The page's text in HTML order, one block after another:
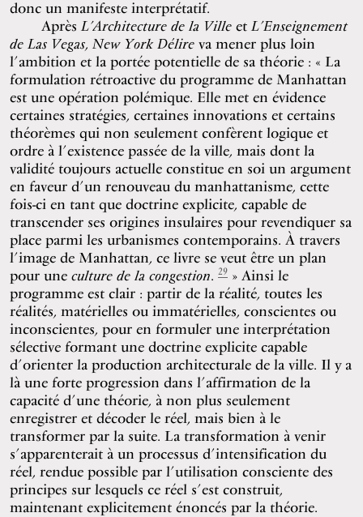
donc un manifeste interprétatif.
Après L’Architecture de la Villeet L’Enseignement
de Las Vegas, New York Délireva mener plus loin
l’ambition et la portée potentielle de sa théorie : « La
formulation rétroactive du programme de Manhattan
est une opération polémique. Elle met en évidence
certaines stratégies, certaines innovations et certains
théorèmes qui non seulement confèrent logique et
ordre à l’existence passée de la ville, mais dont la
validité toujours actuelle constitue en soi un argument
en faveur d’un renouveau du manhattanisme, cette
fois-ci en tant que doctrine explicite, capable de
transcender ses origines insulaires pour revendiquer sa
place parmi les urbanismes contemporains. À travers
l’image de Manhattan, ce livre se veut être un plan
pour une culture de la congestion. 29» Ainsi le
programme est clair : partir de la réalité, toutes les
réalités, matérielles ou immatérielles, conscientes ou
inconscientes, pour en formuler une interprétation
sélective formant une doctrine explicite capable
d’orienter la production architecturale de la ville. Il y a
là une forte progression dans l’affirmation de la
capacité d’une théorie, à non plus seulement
enregistrer et décoder le réel, mais bien à le
transformer par la suite. La transformation à venir
s’apparenterait à un processus d’intensification du
réel, rendue possible par l’utilisation consciente des
principes sur lesquels ce réel s’est construit,
maintenant explicitement énoncés par la théorie.